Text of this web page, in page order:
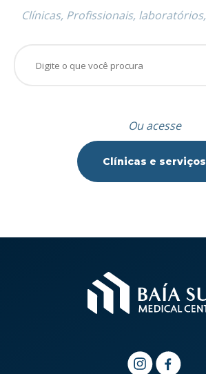
Clínicas, Profissionais,
Ou acesse
Clínicas e serviços